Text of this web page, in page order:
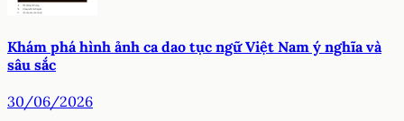
Khám phá hình ảnh ca dao tục ngữ Việt Nam ý nghĩa và
sâu sắc
30/06/2026